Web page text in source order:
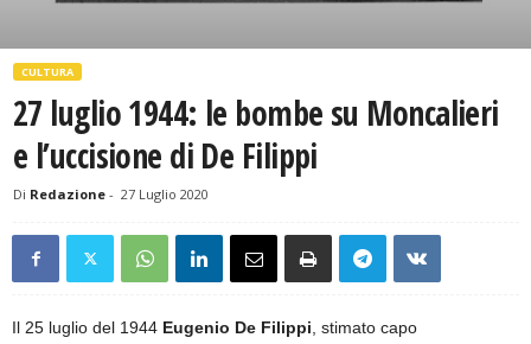
CULTURA
27 luglio 1944: le bombe su Moncalieri
e l’uccisione di De Filippi
Di Redazione - 27 Luglio 2020
Il 25 luglio del 1944 Eugenio De Filippi , stimato capo